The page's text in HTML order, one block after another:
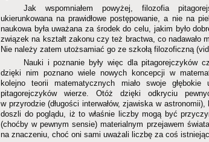
Jak wspomniałem powyżej, filozofia
ukierunkowana na prawidłowe postępowanie, a nie na
naukowa była uważana za środek do celu, jakim było
związek na kształt zakonu czy też bractwa, co nadawało
Nie należy zatem utożsamiać go ze szkołą filozoficzną
Nauki i poznanie były więc dla pitagorejczyków
dzięki nim poznano wiele nowych koncepcji w
kolejno teorii matematycznych miało swoje głębokie
pitagorejczyków wierze. Otóż dzięki odkryciu
w przyrodzie (długości interwałów, zjawiska w
doszli do poglądu, iż to właśnie liczby mogą być
(choćby w pewnym sensie) materialnym przejawem
na znaczeniu, choć oni sami uważali liczbę za coś